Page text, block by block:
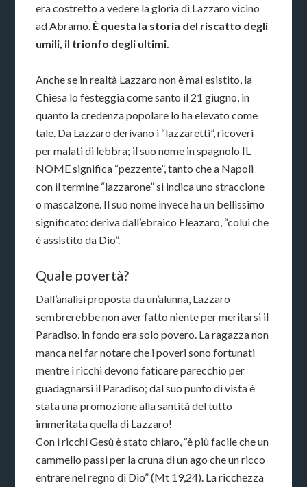
era costretto a vedere la gloria di Lazzaro vicino
ad Abramo. È questa la storia del riscatto degli
umili, il trionfo degli ultimi.
Anche se in realtà Lazzaro non è mai esistito, la
Chiesa lo festeggia come santo il 21 giugno, in
quanto la credenza popolare lo ha elevato come
tale. Da Lazzaro derivano i “lazzaretti”, ricoveri
per malati di lebbra; il suo nome in spagnolo IL
NOME significa “pezzente”, tanto che a Napoli
con il termine “lazzarone” si indica uno straccione
o mascalzone. Il suo nome invece ha un bellissimo
significato: deriva dall’ebraico Eleazaro, “colui che
è assistito da Dio”.
Quale povertà?
Dall’analisi proposta da un’alunna, Lazzaro
sembrerebbe non aver fatto niente per meritarsi il
Paradiso, in fondo era solo povero. La ragazza non
manca nel far notare che i poveri sono fortunati
mentre i ricchi devono faticare parecchio per
guadagnarsi il Paradiso; dal suo punto di vista è
stata una promozione alla santità del tutto
immeritata quella di Lazzaro!
Con i ricchi Gesù è stato chiaro, “è più facile che un
cammello passi per la cruna di un ago che un ricco
entrare nel regno di Dio” (Mt 19,24). La ricchezza